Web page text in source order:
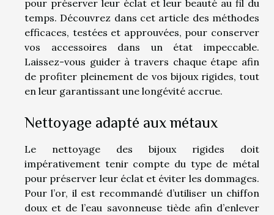
pour préserver leur éclat et leur beauté au fil du
temps. Découvrez dans cet article des méthodes
efficaces, testées et approuvées, pour conserver
vos accessoires dans un état impeccable.
Laissez-vous guider à travers chaque étape afin
de profiter pleinement de vos bijoux rigides, tout
en leur garantissant une longévité accrue.
Nettoyage adapté aux métaux
Le nettoyage des bijoux rigides doit
impérativement tenir compte du type de métal
pour préserver leur éclat et éviter les dommages.
Pour l’or, il est recommandé d’utiliser un chiffon
doux et de l’eau savonneuse tiède afin d’enlever